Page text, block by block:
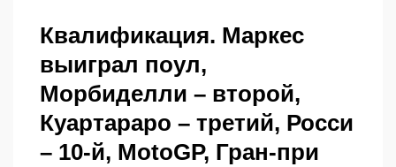
Квалификация. Маркес
выиграл поул,
Морбиделли – второй,
Куартараро – третий, Росси
– 10-й, MotoGP, Гран-при